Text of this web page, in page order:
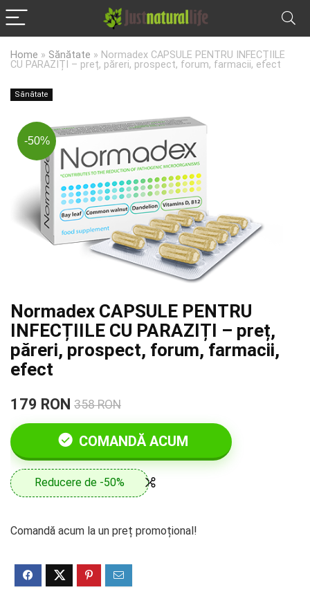
Home » Sănătate » Normadex CAPSULE PENTRU INFECȚIILE
CU PARAZIȚI – preț, păreri, prospect, forum, farmacii, efect
Sănătate
-50%
Normadex CAPSULE PENTRU
INFECȚIILE CU PARAZIȚI – preț,
păreri, prospect, forum, farmacii,
efect
179 RON 358 RON
COMANDĂ ACUM
Reducere de -50%
Comandă acum la un preț promoțional!